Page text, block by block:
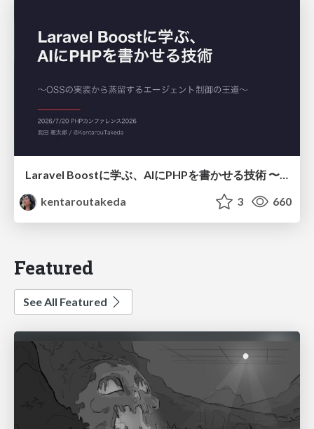
Laravel Boostに学ぶ、AIにPHPを書かせる技術 〜OSSの実装から蒸留するエージェント制御の王道〜
kentaroutakeda
3 660
Featured
See All Featured